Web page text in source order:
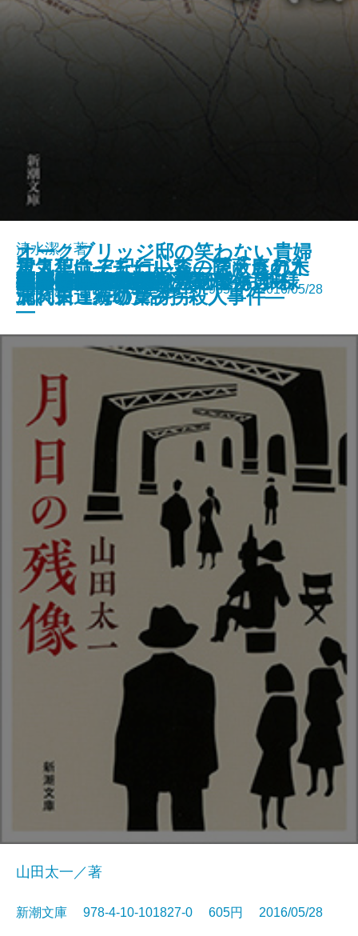
陰陽師 阿部雨堂
南冥の雫―満州国演義八―
電気革命―モールス、ファラデ
ー、チューリング―
秘密の花園
砕け散るところを見せてあげる
オークブリッジ邸の笑わない貴婦
人2―後輩メイドと窓下のお嬢様
―
御手洗潔の追憶
殺したい蕎麦屋
ランクA病院の愉悦
殺人犯はそこにいる―隠蔽された
北関東連続幼女誘拐殺人事件―
清水潔／著
新潮文庫 978-4-10-149222-3 935円 2016/05/28
月日の残像
山田太一／著
新潮文庫 978-4-10-101827-0 605円 2016/05/28
遠野物語
ほろびぬ姫
エストニア紀行―森の苔・庭の木
漏れ日・海の葦―
おとこのるつぼ
雷の波濤―満州国演義七―
呪われた腕―ハーディ傑作選―
殺人者たちの午後
素晴らしいアメリカ野球
生存賭博